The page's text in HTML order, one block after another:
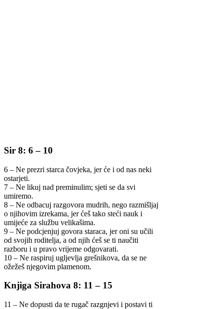
Sir 8: 6 – 10
6 – Ne prezri starca čovjeka, jer će i od nas neki
ostarjeti.
7 – Ne likuj nad preminulim; sjeti se da svi
umiremo.
8 – Ne odbacuj razgovora mudrih, nego razmišljaj
o njihovim izrekama, jer ćeš tako steći nauk i
umijeće za službu velikašima.
9 – Ne podcjenjuj govora staraca, jer oni su učili
od svojih roditelja, a od njih ćeš se ti naučiti
razboru i u pravo vrijeme odgovarati.
10 – Ne raspiruj ugljevlja grešnikova, da se ne
ožežeš njegovim plamenom.
Knjiga Sirahova 8: 11 – 15
11 – Ne dopusti da te rugač razgnjevi i postavi ti